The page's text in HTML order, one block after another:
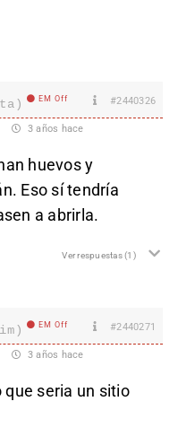
EM Off #2440326
3 años hace
huevos y
Eso sí tendría
a abrirla.
Ver respuestas(1)
EM Off #2440271
3 años hace
que seria un sitio